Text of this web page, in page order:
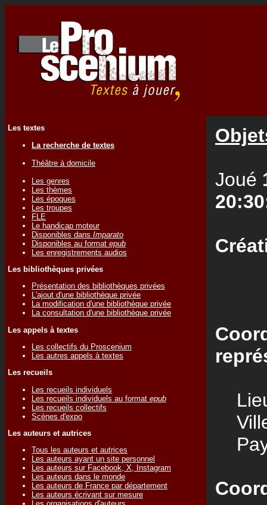
Les textes
La recherche de textes
Théâtre à domicile
Les genres
Les thèmes
Les époques
Les troupes
FLE
Le handicap moteur
Disponibles dans Imparato
Disponibles au format epub
Les enregistrements audios
Les bibliothèques privées
Présentation des bibliothèques privées
L'ajout d'une bibliothèque privée
La modification d'une bibliothèque privée
La consultation d'une bibliothèque privée
Les appels à textes
Les collectifs du Proscenium
Les autres appels à textes
Les recueils
Les recueils individuels
Les recueils individuels au format epub
Les recueils collectifs
Scènes d'expo
Les auteurs et autrices
Tous les auteurs et autrices
Les auteurs ayant un site personnel
Les auteurs sur Facebook, X, Instagram
Les auteurs dans le monde
Les auteurs de France par département
Les auteurs écrivant sur mesure
Joué